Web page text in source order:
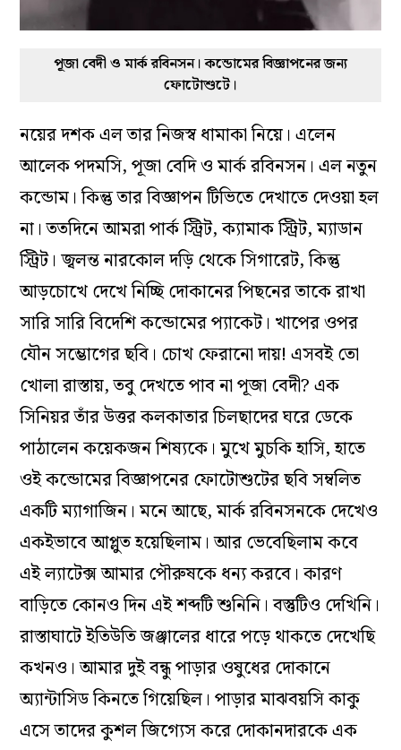
পূজা বেদী ও মার্ক রবিনসন। কন্ডোমের বিজ্ঞাপনের জন্য
ফোটোশুটে।
নয়ের দশক এল তার নিজস্ব ধামাকা নিয়ে। এলেন
আলেক পদমসি, পূজা বেদি ও মার্ক রবিনসন। এল নতুন
কন্ডোম। কিন্তু তার বিজ্ঞাপন টিভিতে দেখাতে দেওয়া হল
না। ততদিনে আমরা পার্ক স্ট্রিট, ক্যামাক স্ট্রিট, ম্যাডান
স্ট্রিট। জ্বলন্ত নারকোল দড়ি থেকে সিগারেট, কিন্তু
আড়চোখে দেখে নিচ্ছি দোকানের পিছনের তাকে রাখা
সারি সারি বিদেশি কন্ডোমের প্যাকেট। খাপের ওপর
যৌন সম্ভোগের ছবি। চোখ ফেরানো দায়! এসবই তো
খোলা রাস্তায়, তবু দেখতে পাব না পূজা বেদী? এক
সিনিয়র তাঁর উত্তর কলকাতার চিলছাদের ঘরে ডেকে
পাঠালেন কয়েকজন শিষ্যকে। মুখে মুচকি হাসি, হাতে
ওই কন্ডোমের বিজ্ঞাপনের ফোটোশুটের ছবি সম্বলিত
একটি ম্যাগাজিন। মনে আছে, মার্ক রবিনসনকে দেখেও
একইভাবে আপ্লুত হয়েছিলাম। আর ভেবেছিলাম কবে
এই ল্যাটেক্স আমার পৌরুষকে ধন্য করবে। কারণ
বাড়িতে কোনও দিন এই শব্দটি শুনিনি। বস্তুটিও দেখিনি।
রাস্তাঘাটে ইতিউতি জঞ্জালের ধারে পড়ে থাকতে দেখেছি
কখনও। আমার দুই বন্ধু পাড়ার ওষুধের দোকানে
অ্যান্টাসিড কিনতে গিয়েছিল। পাড়ার মাঝবয়সি কাকু
এসে তাদের কুশল জিগ্যেস করে দোকানদারকে এক